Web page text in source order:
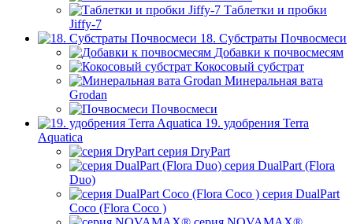
Таблетки и пробки
Jiffy-7
18. Субстраты Почвосмеси
Добавки к почвосмесям
Кокосовый субстрат
Минеральная вата
Grodan
Почвосмеси
19. удобрения Terra
Aquatica
серия DryPart
серия DualPart (Flora
Duo)
серия DualPart
Coco (Flora Coco )